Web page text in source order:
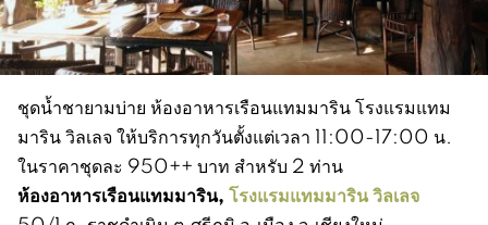
ชุดน้ำชายามบ่าย ห้องอาหารเรือนแทมมาริน โรงแรมแทม
มาริน วิลเลจ ให้บริการทุกวันตั้งแต่เวลา 11:00-17:00 น.
ในราคาชุดละ 950++ บาท สำหรับ 2 ท่าน
ห้องอาหารเรือนแทมมาริน, โรงแรมแทมมาริน วิลเลจ